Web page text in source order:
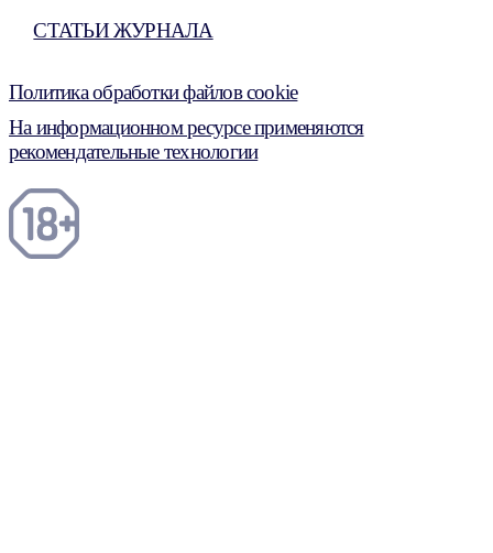
СТАТЬИ ЖУРНАЛА
Политика обработки файлов cookie
На информационном ресурсе применяются
рекомендательные технологии